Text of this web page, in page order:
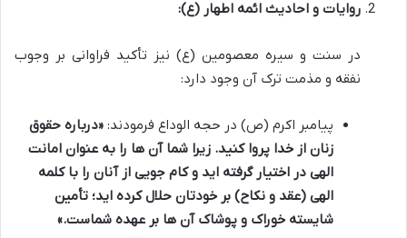
روایات و احادیث ائمه اطهار (ع):
در سنت و سیره معصومین (ع) نیز تأکید فراوانی بر وجوب
نفقه و مذمت ترک آن وجود دارد:
پیامبر اکرم (ص) در حجه الوداع فرمودند: «درباره حقوق
زنان از خدا پروا کنید. زیرا شما آن ها را به عنوان امانت
الهی در اختیار گرفته اید و کام جویی از آنان را با کلمه
الهی (عقد و نکاح) بر خودتان حلال کرده اید؛ تأمین
شایسته خوراک و پوشاک آن ها بر عهده شماست.»